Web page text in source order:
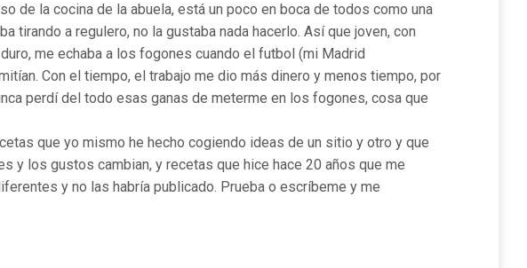
de la cocina de la abuela, está un poco en boca de todos como una
tirando a regulero, no la gustaba nada hacerlo. Así que joven, con
me echaba a los fogones cuando el futbol (mi Madrid
Con el tiempo, el trabajo me dio más dinero y menos tiempo, por
perdí del todo esas ganas de meterme en los fogones, cosa que
que yo mismo he hecho cogiendo ideas de un sitio y otro y que
y los gustos cambian, y recetas que hice hace 20 años que me
y no las habría publicado. Prueba o escríbeme y me